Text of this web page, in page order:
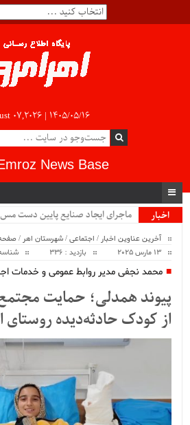
07,2026 | ۱۴۰۵/۰۵/۱۶
News Base
اخبار
ماجرای ایجاد صنایع پایین دست
آخرین عناوین اخبار / اجتماعی/شهرستان اهر /
13 مارس 2025
بازدید : 336 شناسه
محمد نجفی مدیر روابط عمومی و خدمات
پیوند همدلی؛ حمایت
از کودک حادثه‌دیده روستای